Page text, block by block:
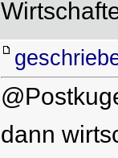
dann